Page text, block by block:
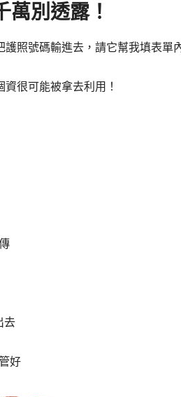
別透露！
照號碼輸進去，請它幫我填表單
很可能被拿去利用！
去
好